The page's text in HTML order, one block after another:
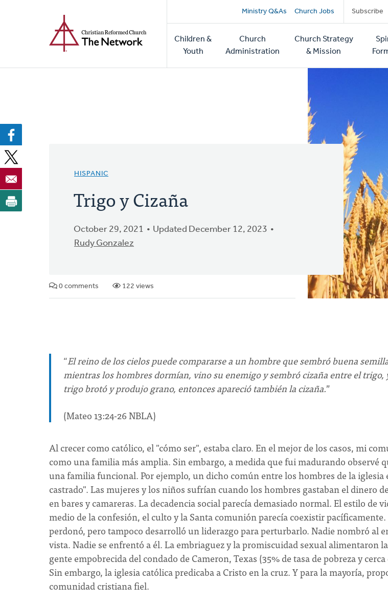
Secondary
navigation
Ministry Q&As Church Jobs Subscribe
Main
navigation
Children &
Youth
Church
Administration
Church Strategy
& Mission
HISPANIC
Trigo y Cizaña
October 29, 2021
Updated December 12, 2023
Rudy Gonzalez
0 comments 122 views
“El reino de los cielos puede compararse a un hombre que sembró buena
mientras los hombres dormían, vino su enemigo y sembró cizaña entre el trigo,
trigo brotó y produjo grano, entonces apareció también la cizaña.”
(Mateo 13:24-26 NBLA)
Al crecer como católico, el "cómo ser", estaba claro. En el mejor de los casos, mi
como una familia más amplia. Sin embargo, a medida que fui madurando observé
una familia funcional. Por ejemplo, un dicho común entre los hombres de la iglesia
castrado". Las mujeres y los niños sufrían cuando los hombres gastaban el dinero
en bares y camareras. La decadencia social parecía demasiado normal. El estilo de
medio de la confesión, el culto y la Santa comunión parecía coexistir
perdonó, pero tampoco desarrolló un liderazgo para perturbarlo. Nadie nombró al
vista. Nadie se enfrentó a él. La embriaguez y la promiscuidad sexual alimentaron
gente empobrecida del condado de Cameron, Texas (35% de tasa de pobreza y
Sin embargo, la iglesia católica predicaba a Cristo en la cruz. Y para la mayoría,
comunidad cristiana fiel.